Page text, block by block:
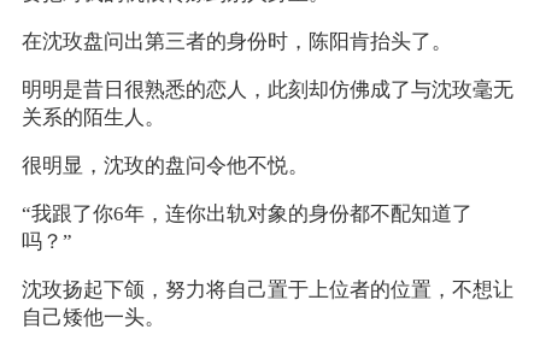
在沈玫盘问出第三者的身份时，陈阳肯抬头了。
明明是昔日很熟悉的恋人，此刻却仿佛成了与沈玫毫无
关系的陌生人。
很明显，沈玫的盘问令他不悦。
“我跟了你6年，连你出轨对象的身份都不配知道了
吗？”
沈玫扬起下颌，努力将自己置于上位者的位置，不想让
自己矮他一头。